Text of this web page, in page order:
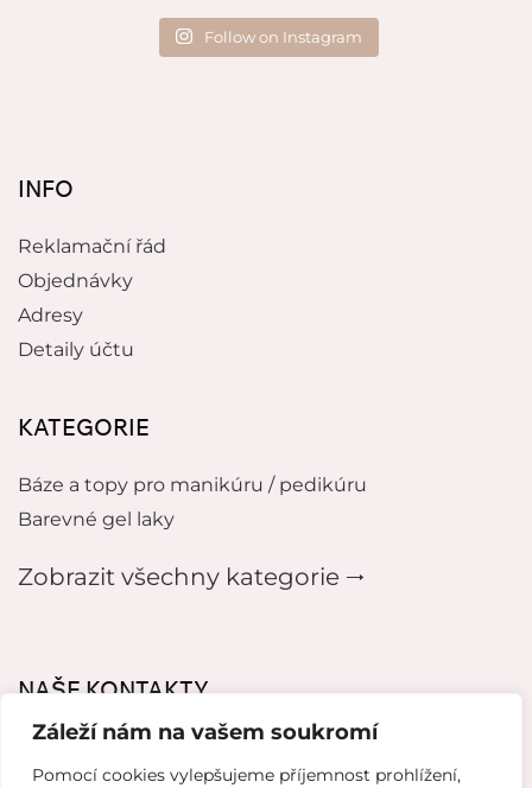
Záleží nám na vašem soukromí
Pomocí cookies vylepšujeme příjemnost prohlížení,
Follow on Instagram
INFO
Reklamační řád
Objednávky
Adresy
Detaily účtu
KATEGORIE
Báze a topy pro manikúru / pedikúru
Barevné gel laky
Zobrazit všechny kategorie 🠂
NAŠE KONTAKTY
mikeladzebeauty@gmail.com